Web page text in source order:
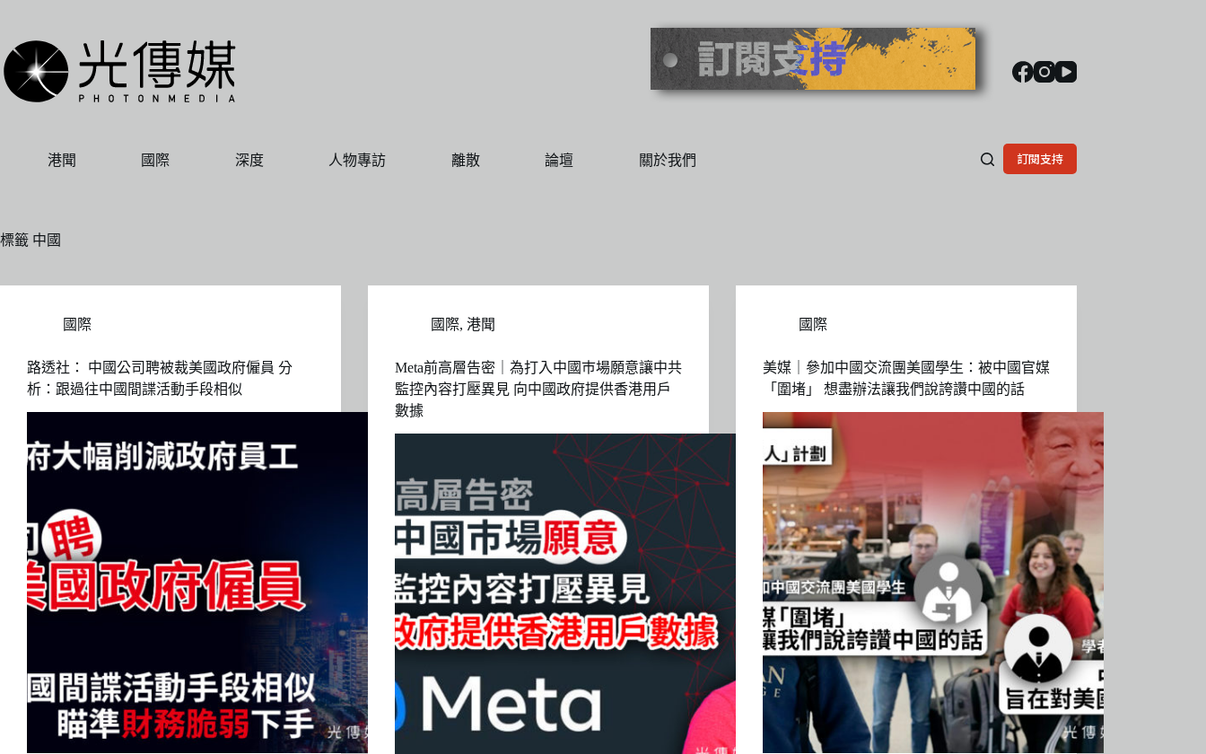
主
要
內
港聞 國際 深度 人物專訪 離散 論壇 關於我們 訂閱支持
標籤 中國
國際
路透社： 中國公司聘被裁美國政府僱員 分
析：跟過往中國間諜活動手段相似
國際, 港聞
Meta前高層告密｜為打入中國巿場願意讓中共
監控內容打壓異見 向中國政府提供香港用戶
數據
國際
美媒｜參加中國交流團美國學生：被中國官媒
「圍堵」 想盡辦法讓我們說誇讚中國的話